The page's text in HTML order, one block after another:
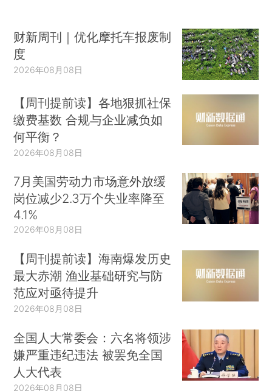
财新周刊｜优化摩托车报废制
度
2026年08月08日
【周刊提前读】各地狠抓社保
缴费基数 合规与企业减负如
何平衡？
2026年08月08日
7月美国劳动力市场意外放缓
岗位减少2.3万个失业率降至
4.1%
2026年08月08日
【周刊提前读】海南爆发历史
最大赤潮 渔业基础研究与防
范应对亟待提升
2026年08月08日
全国人大常委会：六名将领涉
嫌严重违纪违法 被罢免全国
人大代表
2026年08月08日